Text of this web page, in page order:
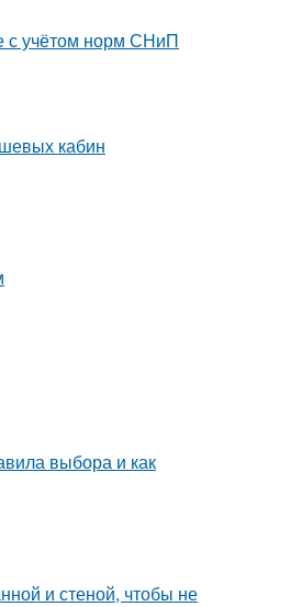
с учётом норм СНиП
кабин
выбора и как
и стеной, чтобы не